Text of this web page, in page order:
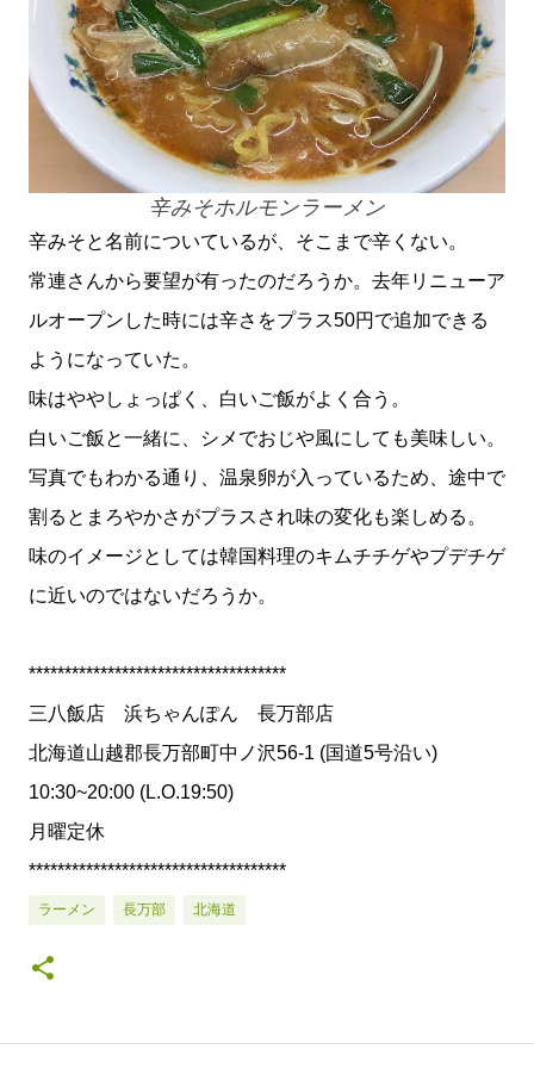
辛みそホルモンラーメン
辛みそと名前についているが、そこまで辛くない。
常連さんから要望が有ったのだろうか。去年リニューア
ルオープンした時には辛さをプラス50円で追加できる
ようになっていた。
味はややしょっぱく、白いご飯がよく合う。
白いご飯と一緒に、シメでおじや風にしても美味しい。
写真でもわかる通り、温泉卵が入っているため、途中で
割るとまろやかさがプラスされ味の変化も楽しめる。
味のイメージとしては韓国料理のキムチチゲやプデチゲ
に近いのではないだろうか。
************************************
三八飯店 浜ちゃんぽん 長万部店
北海道山越郡長万部町中ノ沢56-1 (国道5号沿い)
10:30~20:00 (L.O.19:50)
月曜定休
************************************
ラーメン 長万部 北海道